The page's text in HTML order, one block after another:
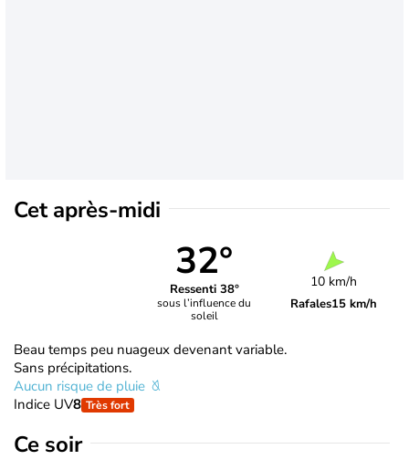
Cet après-midi
32°
Ressenti 38°
sous l’influence du
soleil
10 km/h
Rafales15 km/h
Beau temps peu nuageux devenant variable.
Sans précipitations.
Aucun risque de pluie
Indice UV8 Très fort
Ce soir